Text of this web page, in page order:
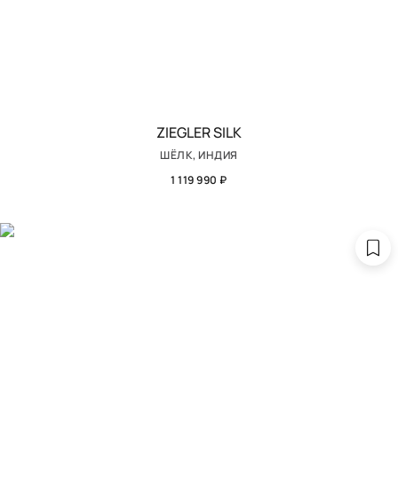
ZIEGLER SILK
ШЁЛК, ИНДИЯ
1 119 990 ₽